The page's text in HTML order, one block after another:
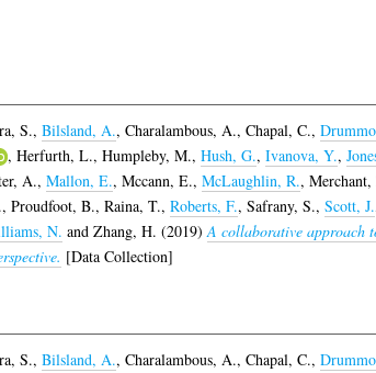
S., Bilsland, A., Charalambous, A., Chapal, C.,
, Herfurth, L., Humpleby, M., Hush, G., Ivanova, Y.,
A., Mallon, E., Mccann, E., McLaughlin, R.,
, Proudfoot, B., Raina, T., Roberts, F., Safrany, S., Scott, J.
N. and Zhang, H. (2019)A collaborative approach
[Data Collection]
S., Bilsland, A., Charalambous, A., Chapal, C.,